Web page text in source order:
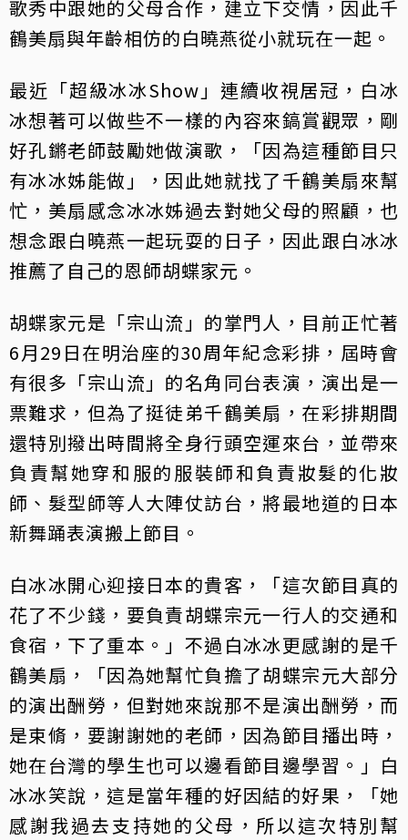
歌秀中跟她的父母合作，建立下交情，因此千
鶴美扇與年齡相仿的白曉燕從小就玩在一起。
最近「超級冰冰Show」連續收視居冠，白冰
冰想著可以做些不一樣的內容來鎬賞觀眾，剛
好孔鏘老師鼓勵她做演歌，「因為這種節目只
有冰冰姊能做」，因此她就找了千鶴美扇來幫
忙，美扇感念冰冰姊過去對她父母的照顧，也
想念跟白曉燕一起玩耍的日子，因此跟白冰冰
推薦了自己的恩師胡蝶家元。
胡蝶家元是「宗山流」的掌門人，目前正忙著
6月29日在明治座的30周年紀念彩排，屆時會
有很多「宗山流」的名角同台表演，演出是一
票難求，但為了挺徒弟千鶴美扇，在彩排期間
還特別撥出時間將全身行頭空運來台，並帶來
負責幫她穿和服的服裝師和負責妝髮的化妝
師、髮型師等人大陣仗訪台，將最地道的日本
新舞踊表演搬上節目。
白冰冰開心迎接日本的貴客，「這次節目真的
花了不少錢，要負責胡蝶宗元一行人的交通和
食宿，下了重本。」不過白冰冰更感謝的是千
鶴美扇，「因為她幫忙負擔了胡蝶宗元大部分
的演出酬勞，但對她來說那不是演出酬勞，而
是束脩，要謝謝她的老師，因為節目播出時，
她在台灣的學生也可以邊看節目邊學習。」白
冰冰笑說，這是當年種的好因結的好果，「她
感謝我過去支持她的父母，所以這次特別幫